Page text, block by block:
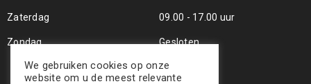
Zaterdag 09.00 - 17.00 uur
Zondag Gesloten
We gebruiken cookies op onze
website om u de meest relevante